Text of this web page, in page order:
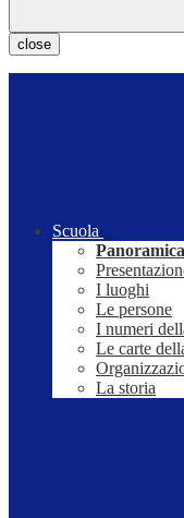
close
Scuola
Panoramica
I luoghi
Le persone
I numeri
Le carte
La storia